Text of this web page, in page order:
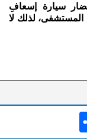
سيارة إسعافِ
المستشفى، لذلك لا